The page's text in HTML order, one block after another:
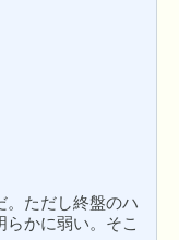
。ただし終盤のハ
かに弱い。そこ